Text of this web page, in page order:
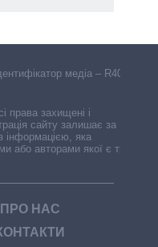
медіа – R40-
права захищені і
сайту залишає за
інформацією, яка
або авторами якої є треті
ПРО НАС